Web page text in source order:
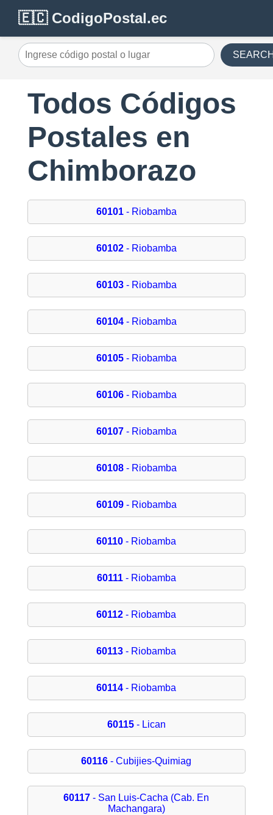
🇪🇨 CodigoPostal.ec
Todos Códigos
Postales en
Chimborazo
60101- Riobamba
60102- Riobamba
60103- Riobamba
60104- Riobamba
60105- Riobamba
60106- Riobamba
60107- Riobamba
60108- Riobamba
60109- Riobamba
60110 - Riobamba
60111- Riobamba
60112 - Riobamba
60113 - Riobamba
60114 - Riobamba
60115- Lican
60116 - Cubijies-Quimiag
60117 - San Luis-Cacha (Cab. En
Machangara)